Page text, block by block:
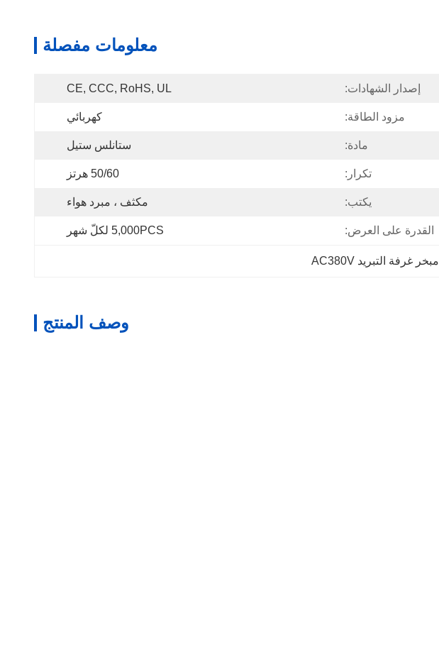
معلومات مفصلة
إصدار الشهادات: CE, CCC, RoHS, UL
مزود الطاقة: كهربائي
مادة: ستانلس ستيل
تكرار: 50/60 هرتز
يكتب: مكثف ، مبرد هواء
القدرة على العرض: 5,000PCS لكلّ شهر
مبخر غرفة التبريد AC380V
وصف المنتج